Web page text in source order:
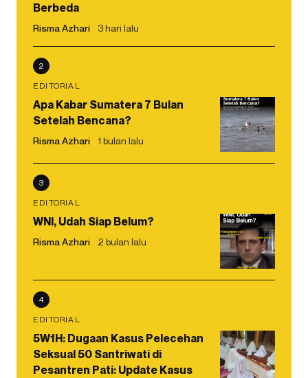
Berbeda
Risma Azhari 3 hari lalu
2
EDITORIAL
Apa Kabar Sumatera 7 Bulan
Setelah Bencana?
Risma Azhari 1 bulan lalu
3
EDITORIAL
WNI, Udah Siap Belum?
Risma Azhari 2 bulan lalu
4
EDITORIAL
5W1H: Dugaan Kasus Pelecehan
Seksual 50 Santriwati di
Pesantren Pati: Update Kasus